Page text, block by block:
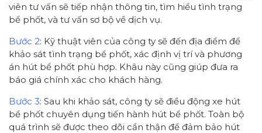
viên tư vấn sẽ tiếp nhận thông tin, tìm hiểu tình trạng
bể phốt, và tư vấn sơ bộ về dịch vụ.
Bước 2: Kỹ thuật viên của công ty sẽ đến địa điểm để
khảo sát tình trạng bể phốt, xác định vị trí và phương
án hút bể phốt phù hợp. Khâu này cũng giúp đưa ra
báo giá chính xác cho khách hàng.
Bước 3: Sau khi khảo sát, công ty sẽ điều động xe hút
bể phốt chuyên dụng tiến hành hút bể phốt. Toàn bộ
quá trình sẽ được theo dõi cẩn thận để đảm bảo hút